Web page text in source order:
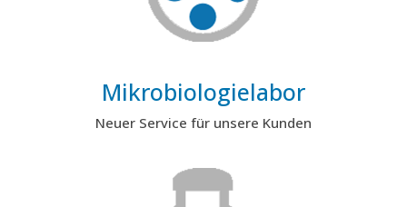
Mikrobiologielabor
Neuer Service für unsere Kunden